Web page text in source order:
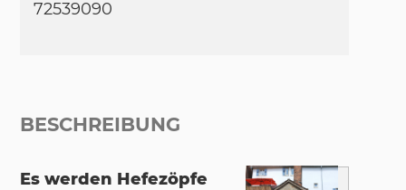
72539090
BESCHREIBUNG
Es werden Hefezöpfe